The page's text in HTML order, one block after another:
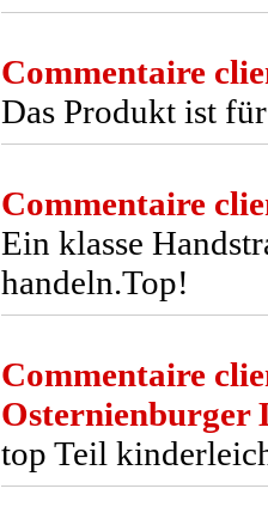
Commentaire
Das Produkt ist
Commentaire
Ein klasse
handeln.Top!
Commentaire
Osternienburger
top Teil